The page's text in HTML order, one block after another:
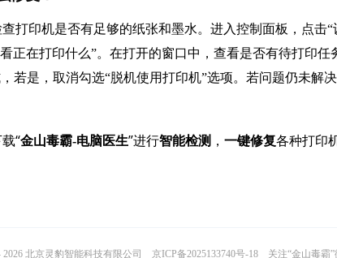
打印机是否有足够的纸张和墨水。进入控制面板，点击“
正在打印什么”。在打开的窗口中，查看是否有待打印任
若是，取消勾选“脱机使用打印机”选项。若问题仍未解决
“金山毒霸-电脑医生”进行智能检测 ， 一键修复各种打印
北京灵豹智能科技有限公司 京ICP备2025133740号-18 关注“金山毒霸